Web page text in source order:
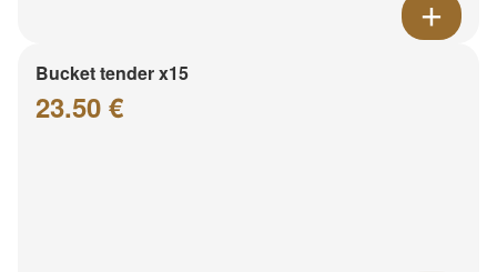
Bucket tender x15
23.50 €